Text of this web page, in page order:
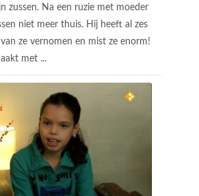
zussen. Na een ruzie met moeder
niet meer thuis. Hij heeft al zes
ze vernomen en mist ze enorm!
met ...